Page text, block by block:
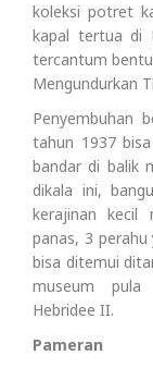
koleksi potret
kapal tertua di
tercantum
Mengundurkan
Penyembuhan
tahun 1937
bandar di balik
dikala ini,
kerajinan kecil
panas, 3 perahu
bisa ditemui
museum pula
Hebridee II.
Pameran